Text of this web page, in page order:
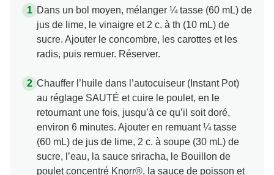
Dans un bol moyen, mélanger ¼ tasse (60 mL) de
jus de lime, le vinaigre et 2 c. à th (10 mL) de
sucre. Ajouter le concombre, les carottes et les
radis, puis remuer. Réserver.
Chauffer l’huile dans l’autocuiseur (Instant Pot)
au réglage SAUTÉ et cuire le poulet, en le
retournant une fois, jusqu’à ce qu’il soit doré,
environ 6 minutes. Ajouter en remuant ¼ tasse
(60 mL) de jus de lime, 2 c. à soupe (30 mL) de
sucre, l’eau, la sauce sriracha, le Bouillon de
poulet concentré Knorr®, la sauce de poisson et